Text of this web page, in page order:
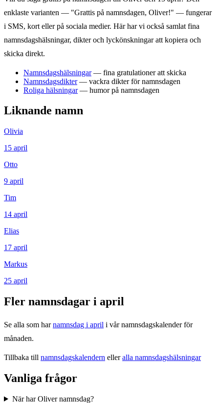
enklaste varianten — "Grattis på namnsdagen, Oliver!" — fungerar
i SMS, kort eller på sociala medier. Här har vi också samlat fina
namnsdagshälsningar, dikter och lyckönskningar att kopiera och
skicka direkt.
Namnsdagshälsningar — fina gratulationer att skicka
Namnsdagsdikter— vackra dikter för namnsdagen
Roliga hälsningar— humor på namnsdagen
Liknande namn
Olivia
15 april
Otto
9 april
Tim
14 april
Elias
17 april
Markus
25 april
Fler namnsdagar i april
Se alla som har namnsdag i april i vår namnsdagskalender för
månaden.
Tillbaka till namnsdagskalendern elleralla namnsdagshälsningar
Vanliga frågor
När har Oliver namnsdag?